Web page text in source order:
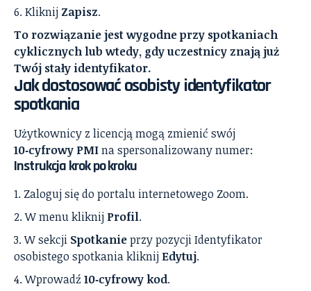
Kliknij Zapisz.
To rozwiązanie jest wygodne przy spotkaniach
cyklicznych lub wtedy, gdy uczestnicy znają już
Twój stały identyfikator.
Jak dostosować osobisty identyfikator
spotkania
Użytkownicy z licencją mogą zmienić swój
10‑cyfrowy PMIna spersonalizowany numer:
Instrukcja krok po kroku
Zaloguj się do portalu internetowego Zoom.
W menu kliknij Profil.
W sekcji Spotkanieprzy pozycji Identyfikator
osobistego spotkania kliknij Edytuj.
Wprowadź 10‑cyfrowy kod.